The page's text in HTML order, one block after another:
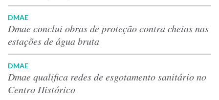
DMAE
Dmae conclui obras de proteção contra cheias nas
estações de água bruta
DMAE
Dmae qualifica redes de esgotamento sanitário no
Centro Histórico